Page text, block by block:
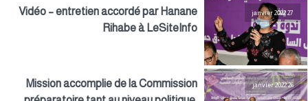
27 janvier 2022
Vidéo – entretien accordé par Hanane
Rihabe à LeSiteInfo
26 janvier 2022
Mission accomplie de la Commission